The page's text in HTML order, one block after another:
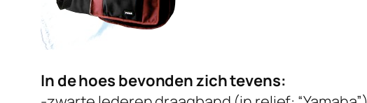
In de hoes bevonden zich tevens: